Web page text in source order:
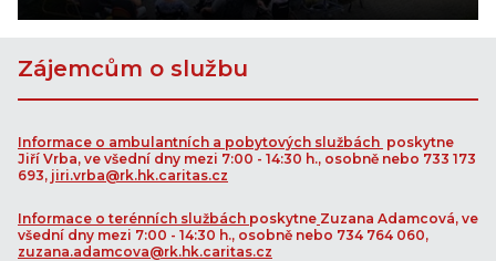
Zájemcům o službu
Informace o ambulantních a pobytových službách poskytne
Jiří Vrba, ve všední dny mezi 7:00 - 14:30 h., osobně nebo 733 173
693, jiri.vrba@rk.hk.caritas.cz
Informace o terénních službách poskytne Zuzana Adamcová, ve
všední dny mezi 7:00 - 14:30 h., osobně nebo 734 764 060,
zuzana.adamcova@rk.hk.caritas.cz